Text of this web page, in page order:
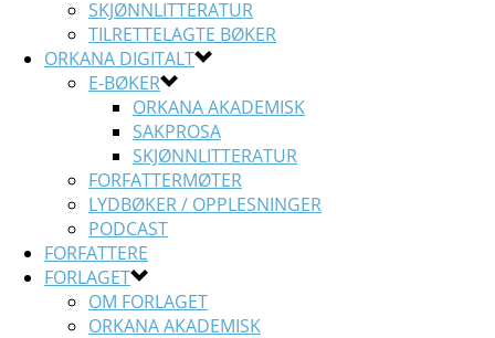
SKJØNNLITTERATUR
TILRETTELAGTE BØKER
ORKANA DIGITALT
E-BØKER
ORKANA AKADEMISK
SAKPROSA
SKJØNNLITTERATUR
FORFATTERMØTER
LYDBØKER / OPPLESNINGER
PODCAST
FORFATTERE
FORLAGET
OM FORLAGET
ORKANA AKADEMISK